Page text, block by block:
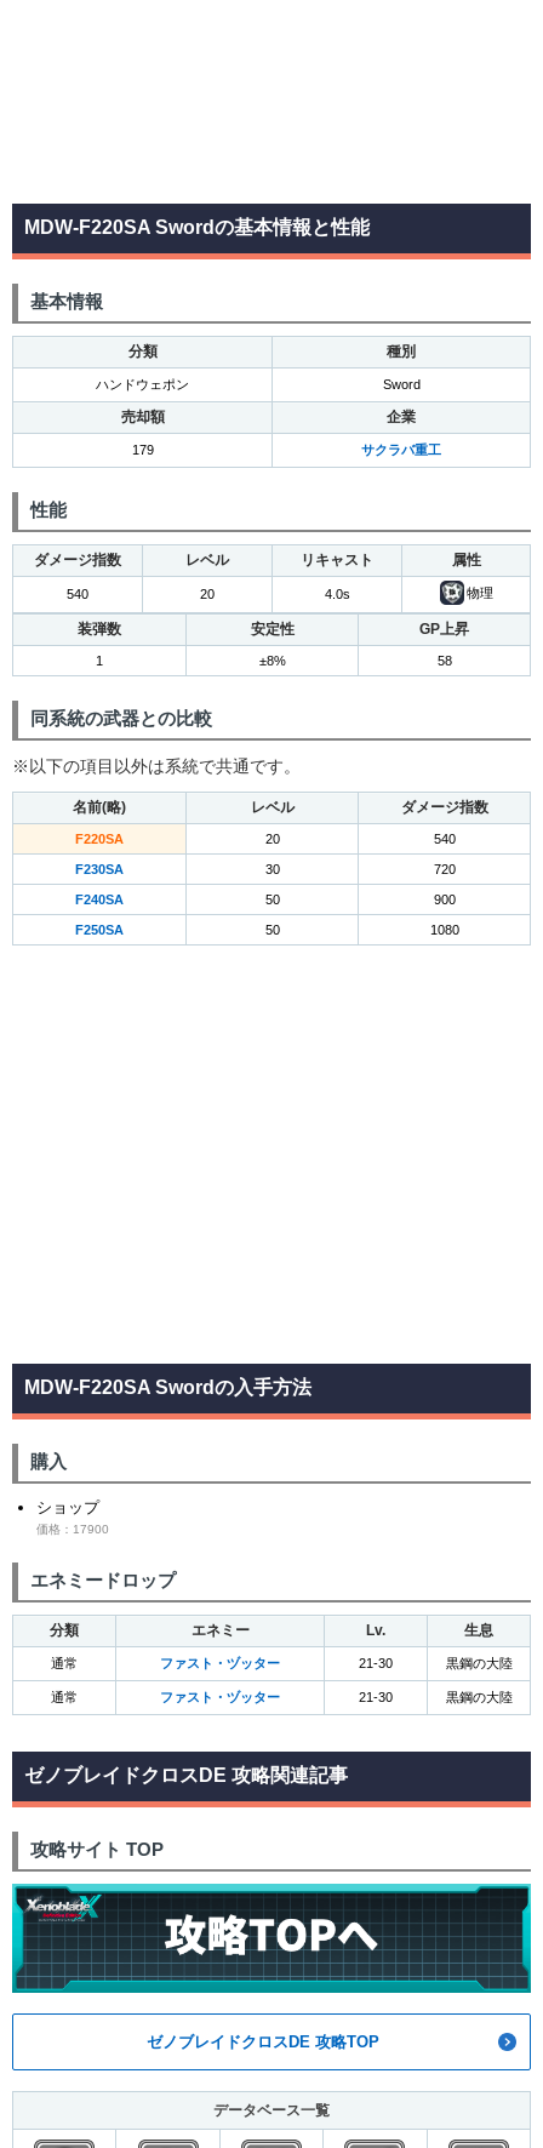
MDW-F220SA Swordの基本情報と性能
基本情報
分類 種別
ハンドウェポン Sword
売却額 企業
179 サクラバ重工
性能
ダメージ指数 レベル リキャスト 属性
540 20 4.0s 物理
装弾数 安定性 GP上昇
1 ±8% 58
同系統の武器との比較
※以下の項目以外は系統で共通です。
名前(略) レベル ダメージ指数
F220SA 20 540
F230SA 30 720
F240SA 50 900
F250SA 50 1080
MDW-F220SA Swordの入手方法
購入
ショップ
価格：17900
エネミードロップ
分類 エネミー Lv. 生息
通常 ファスト・ヅッター 21-30 黒鋼の大陸
通常 ファスト・ヅッター 21-30 黒鋼の大陸
ゼノブレイドクロスDE 攻略関連記事
攻略サイト TOP
ゼノブレイドクロスDE 攻略TOP
データベース一覧